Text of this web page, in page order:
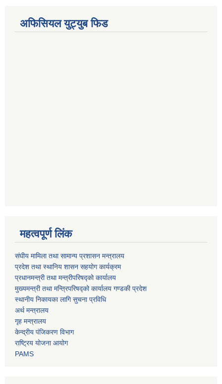
अफिसियल युट्युब फिड
महत्वपूर्ण लिंक
संघीय मामिला तथा सामान्य प्रशासन मन्त्रालय
प्रदेश तथा स्थानिय शासन सहयोग कार्यक्रम
प्रधानमन्त्री तथा मन्त्रीपरिषद्को कार्यालय
मुख्यमन्त्री तथा मन्त्रिपरिषद्को कार्यालय गण्डकी प्रदेश
स्थानीय निकायका लागि सुचना प्रविधि
अर्थ मन्त्रालय
गृह मन्त्रालय
केन्द्रीय पंजिकरण विभाग
राष्ट्रिय योजना आयोग
PAMS